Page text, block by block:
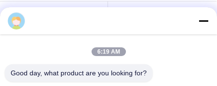
Sedili per autobus di
lusso
Sedile del conducente
6:19 AM
Good day, what product are you looking for?